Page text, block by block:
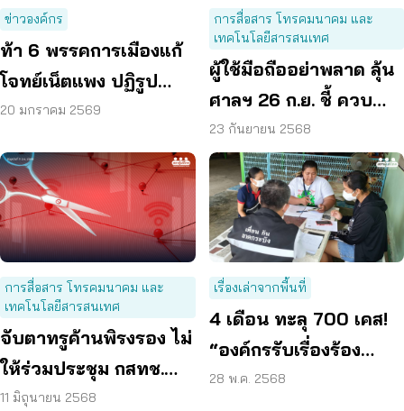
ข่าวองค์กร
ท้า 6 พรรคการเมืองแก้
โจทย์เน็ตแพง ปฏิรูป
กสทช. – หยุดผูกขาด
20 มกราคม 2569
การสื่อสาร โทรคมนาคม และ
เทคโนโลยีสารสนเทศ
ผู้ใช้มือถืออย่าพลาด ลุ้น
ศาลฯ 26 ก.ย. ชี้ ควบ
รวมทรู-ดีแทค ผูกขาด
หรือไม่?
23 กันยายน 2568
การสื่อสาร โทรคมนาคม และ
เทคโนโลยีสารสนเทศ
จับตาทรูค้านพิรงรอง ไม่
ให้ร่วมประชุม กสทช.
วาระขอลดมาตรการหลัง
11 มิถุนายน 2568
เรื่องเล่าจากพื้นที่
4 เดือน ทะลุ 700 เคส!
“องค์กรรับเรื่องร้อง
เรียน” เร่งคลี่คลาย
28 พ.ค. 2568